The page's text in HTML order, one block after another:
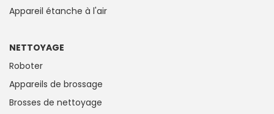
Appareil étanche à l'air
NETTOYAGE
Roboter
Appareils de brossage
Brosses de nettoyage